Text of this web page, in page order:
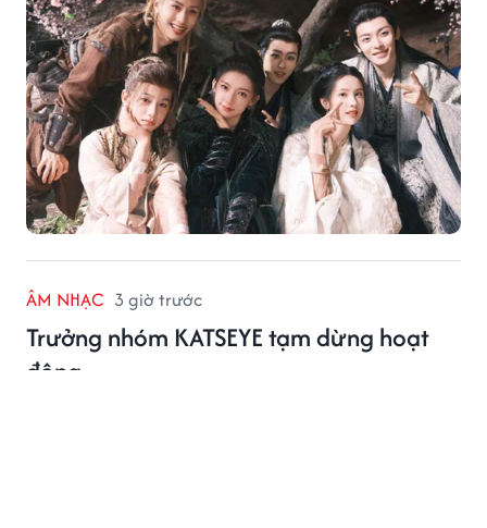
ÂM NHẠC 3 giờ trước
Trưởng nhóm KATSEYE tạm dừng hoạt
động